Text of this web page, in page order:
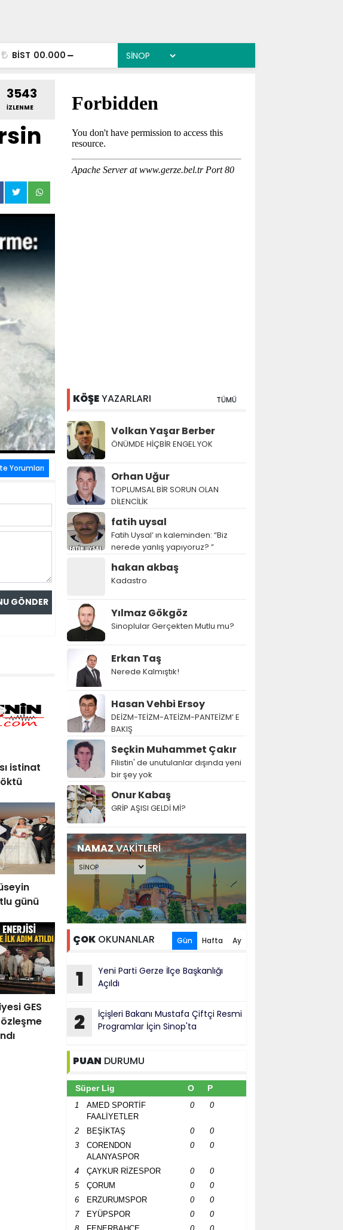
BİST 00.000
3543
İZLENME
Yorumları
istinat
günü
GES
KÖŞEYAZARLARI TÜMÜ
Volkan Yaşar Berber
ÖNÜMDE HİÇBİR ENGEL YOK
Orhan Uğur
TOPLUMSAL BİR SORUN OLAN
DİLENCİLİK
fatih uysal
Fatih Uysal’ ın kaleminden: “Biz
nerede yanlış yapıyoruz? ”
hakan akbaş
Kadastro
Yılmaz Gökgöz
Sinoplular Gerçekten Mutlu mu?
Erkan Taş
Nerede Kalmıştık!
Hasan Vehbi Ersoy
DEİZM-TEİZM-ATEİZM-PANTEİZM’ E
BAKIŞ
Seçkin Muhammet Çakır
Filistin' de unutulanlar dışında yeni
bir şey yok
Onur Kabaş
GRİP AŞISI GELDİ Mİ?
NAMAZVAKİTLERİ
ÇOK OKUNANLAR Gün Hafta Ay
1
Yeni Parti Gerze İlçe Başkanlığı
Açıldı
2
İçişleri Bakanı Mustafa Çiftçi Resmi
Programlar İçin Sinop'ta
PUAN DURUMU
Süper Lig O P
1
AMED SPORTİF
FAALİYETLER
0 0
2 BEŞİKTAŞ 0
0
3
CORENDON
ALANYASPOR
0 0
4 ÇAYKUR RİZESPOR 0
0
5
ÇORUM 0
0
6
ERZURUMSPOR 0
0
7
EYÜPSPOR 0
0